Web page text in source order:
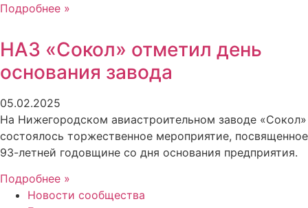
Подробнее »
НАЗ «Сокол» отметил день
основания завода
05.02.2025
На Нижегородском авиастроительном заводе «Сокол»
состоялось торжественное мероприятие, посвященное
93-летней годовщине со дня основания предприятия.
Подробнее »
Новости сообщества